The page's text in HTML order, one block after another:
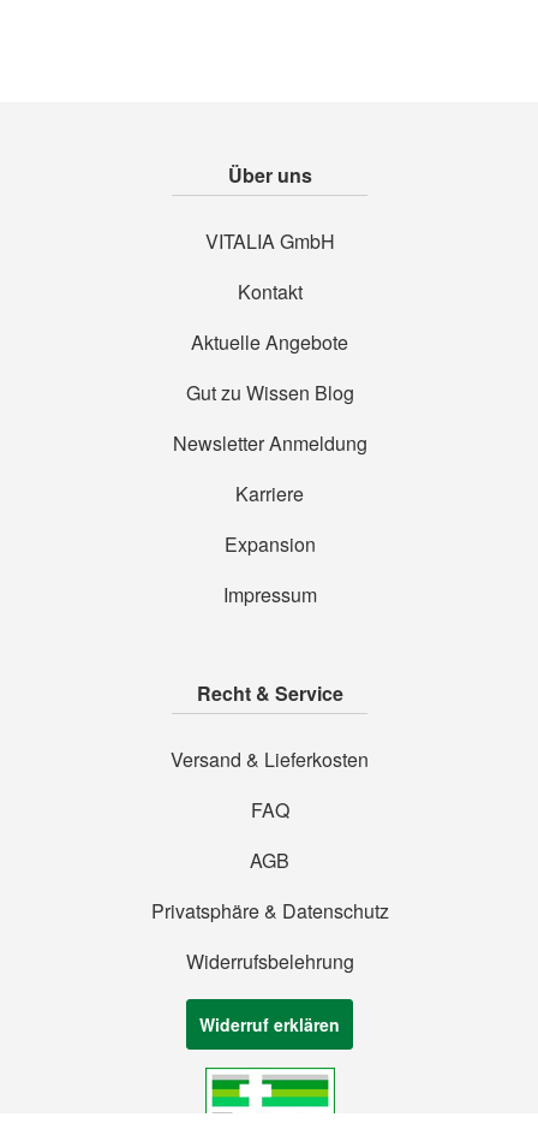
Über uns
VITALIA GmbH
Kontakt
Aktuelle Angebote
Gut zu Wissen Blog
Newsletter Anmeldung
Karriere
Expansion
Impressum
Recht & Service
Versand & Lieferkosten
FAQ
AGB
Privatsphäre & Datenschutz
Widerrufsbelehrung
Widerruf erklären